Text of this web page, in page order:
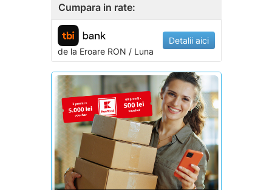
Cumpara in rate:
de la EroareRON / Luna
Detalii aici